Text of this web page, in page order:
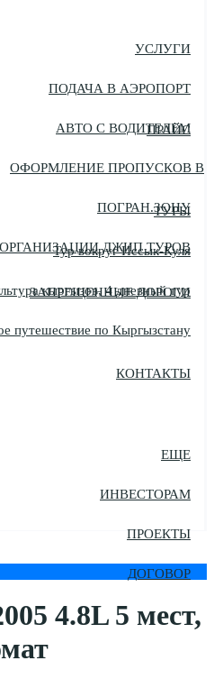
УСЛУГИ
ПОДАЧА В АЭРОПОРТ
АВТО С ВОДИТЕЛЕМ
ОФОРМЛЕНИЕ ПРОПУСКОВ В
ПОГРАН.ЗОНУ
ДЖИП ТУРОВ
ПРАЙС
ТУРЫ
Тур вокруг Иссык-Куля
кыргызов, 4 дневный тур
путешествие по Кыргызстану
ЗАПРЕЩЕННЫЕ ДОРОГИ
КОНТАКТЫ
ЕЩЕ
ИНВЕСТОРАМ
ПРОЕКТЫ
ДОГОВОР
4.8L 5 мест,